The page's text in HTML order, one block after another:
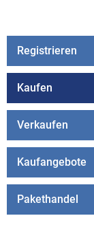
Registrieren
Kaufen
Verkaufen
Kaufangebote
Pakethandel